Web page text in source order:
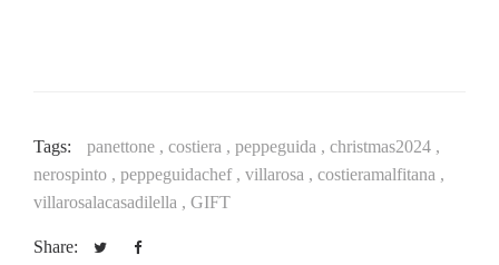
Tags: panettone , costiera , peppeguida , christmas2024 ,
nerospinto , peppeguidachef , villarosa , costieramalfitana ,
villarosalacasadilella , GIFT
Share: